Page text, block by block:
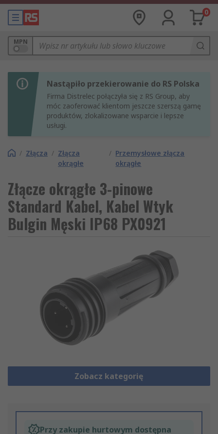
0
MPN
Nastąpiło przekierowanie do RS Polska
Firma Distrelec połączyła się z RS Group, aby
móc zaoferować klientom jeszcze szerszą gamę
produktów, zlokalizowane wsparcie i lepsze
usługi.
/ Złącza / Złącza
okrągłe
/ Przemysłowe złącza
okrągłe
Złącze okrągłe 3-pinowe
Standard Kabel, Kabel Wtyk
Bulgin Męski IP68 PX0921
Zobacz kategorię
Przy zakupie hurtowym dostępna